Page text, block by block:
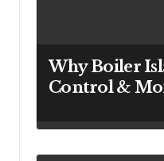
Why Boiler
Control &
for Power
Efficiency